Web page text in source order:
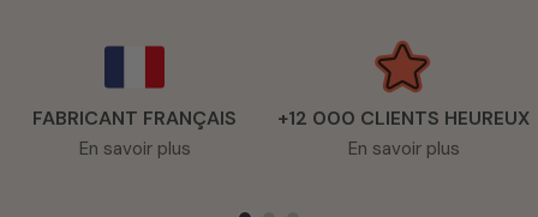
FABRICANT FRANÇAIS
En savoir plus
+12 000 CLIENTS HEUREUX
En savoir plus